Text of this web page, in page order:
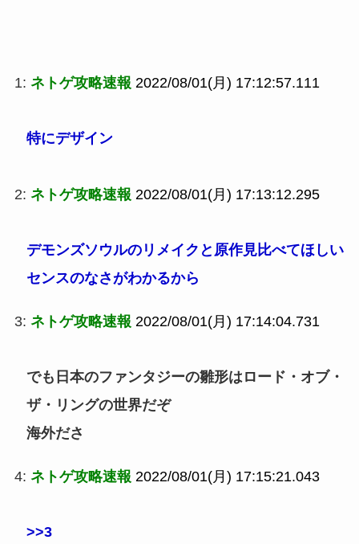
1: ネトゲ攻略速報 2022/08/01(月) 17:12:57.111
特にデザイン
2: ネトゲ攻略速報 2022/08/01(月) 17:13:12.295
デモンズソウルのリメイクと原作見比べてほしい
センスのなさがわかるから
3: ネトゲ攻略速報 2022/08/01(月) 17:14:04.731
でも日本のファンタジーの雛形はロード・オブ・
ザ・リングの世界だぞ
海外ださ
4: ネトゲ攻略速報 2022/08/01(月) 17:15:21.043
>>3